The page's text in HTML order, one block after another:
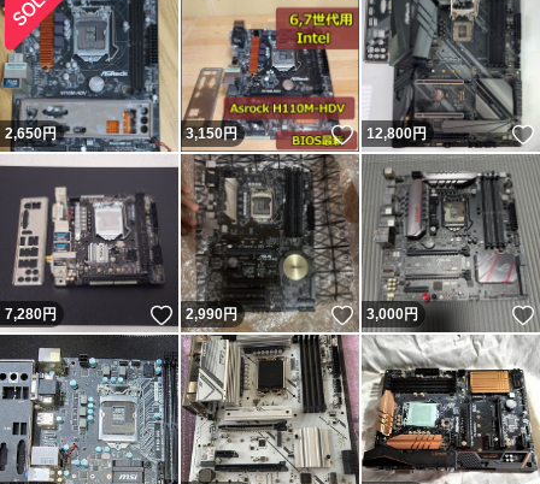
2,650円 3,150円 いいね！
12,800円
7,280円 いいね！
2,990円 いいね！
3,000円